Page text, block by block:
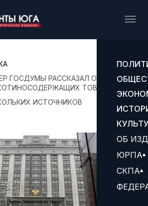
ОБ
ЮРПА
СКПА
ГОСДУМЫ РАССКАЗАЛ О БОРЬБЕ С
ТОВАРОВ
ИСТОЧНИКОВ